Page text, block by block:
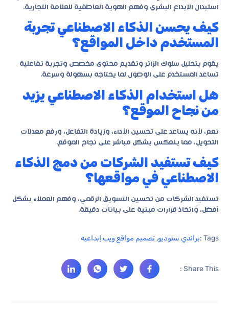
استبدال الإبداع البشري وفهم الهوية العاطفية للعلامة التجارية.
كيف يحسن الذكاء الاصطناعي تجربة
المستخدم داخل المواقع؟
يقوم بتحليل سلوك الزائر وتقديم محتوى مخصص وتجربة تفاعلية
تساعد المستخدم على الوصول لما يحتاجه بسهولة وسرعة.
هل استخدام الذكاء الاصطناعي يزيد
من نجاح الموقع؟
نعم، لأنه يساعد على تحسين الأداء، وزيادة التفاعل، ورفع معدلات
التحويل، مما ينعكس بشكل مباشر على نجاح الموقع.
كيف تستفيد الشركات من دمج الذكاء
الاصطناعي في مواقعها؟
تستفيد الشركات من تحسين التسويق الرقمي، وفهم العملاء بشكل
أفضل، واتخاذ قرارات مبنية على بيانات دقيقة.
Tags : براندي ستوديو, تصميم مواقع ويب إبداعية
Share This :